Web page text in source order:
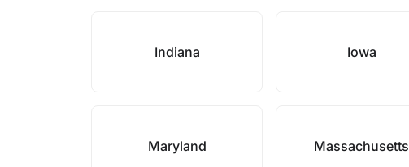
Indiana Iowa
Maryland Massachusetts